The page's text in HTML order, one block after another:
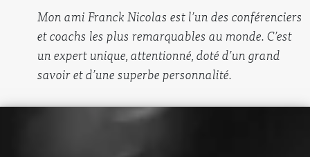
Mon ami Franck Nicolas est l’un des conférenciers
et coachs les plus remarquables au monde. C’est
un expert unique, attentionné, doté d’un grand
savoir et d’une superbe personnalité.